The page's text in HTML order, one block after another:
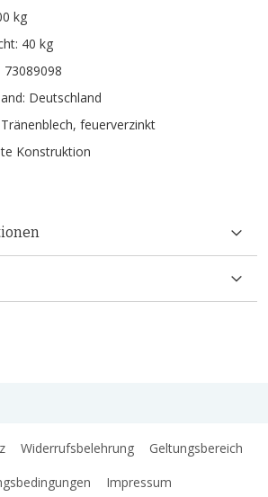
kg
40 kg
73089098
Deutschland
feuerverzinkt
Konstruktion
Widerrufsbelehrung
Geltungsbereich
Impressum